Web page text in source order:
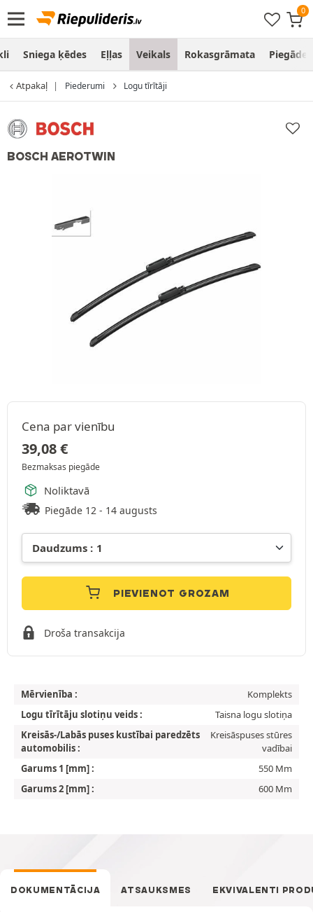
Sniega ķēdes Eļļas Veikals Rokasgrāmata Piegāde
Atpakaļ Piederumi Logu tīrītāji
BOSCH AEROTWIN
Cena par vienību
39,08€
Bezmaksas piegāde
Noliktavā
Piegāde 12 - 14 augusts
PIEVIENOT GROZAM
Droša transakcija
Mērvienība :
Komplekts
Logu tīrītāju slotiņu veids :
Taisna logu slotiņa
Kreisās-/Labās puses kustībai paredzēts
automobilis :
Kreisāspuses stūres
vadībai
Garums 1 [mm] :
550 Mm
Garums 2 [mm] :
600 Mm
DOKUMENTĀCIJA ATSAUKSMES EKVIVALENTI